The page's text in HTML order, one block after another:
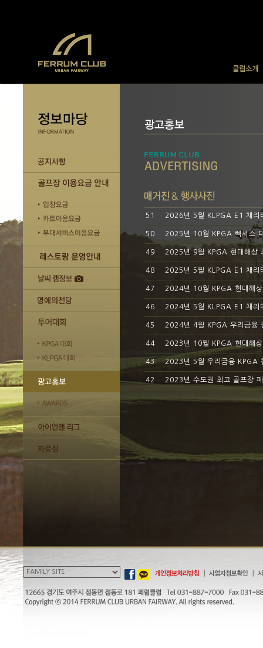
51 2026년 5월 KLPGA E1 채리
50 2025년 10월 KPGA 렉서스
49 2025년 9월 KPGA 현대해상
48 2025년 5월 KLPGA E1 채리
47 2024년 10월 KPGA 현대해
46 2024년 5월 KLPGA E1 채리
45 2024년 4월 KPGA 우리금융
44 2023년 10월 KPGA 현대해
43 2023년 5월 우리금융 KPGA
42 2023년 수도권 최고 골프장